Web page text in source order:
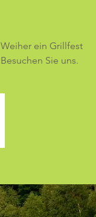
ein Grillfest
Sie uns.